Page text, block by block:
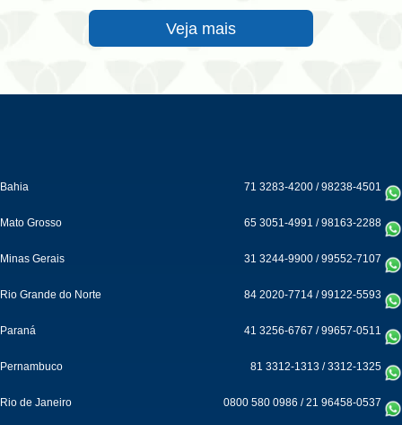
Veja mais
Bahia 71 3283-4200 /98238-4501
Mato Grosso 65 3051-4991 /98163-2288
Minas Gerais 31 3244-9900 /99552-7107
Rio Grande do Norte 84 2020-7714 /99122-5593
Paraná 41 3256-6767 /99657-0511
Pernambuco 81 3312-1313 /3312-1325
Rio de Janeiro 0800 580 0986 /21 96458-0537